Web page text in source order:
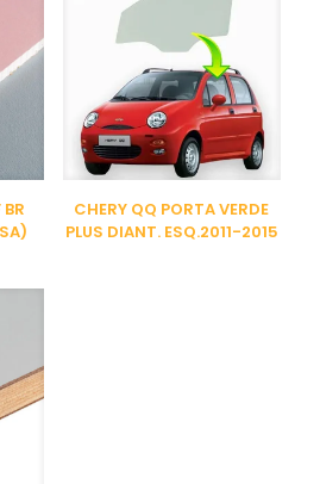
CHERY QQ PORTA VERDE
PLUS DIANT. ESQ.2011-2015